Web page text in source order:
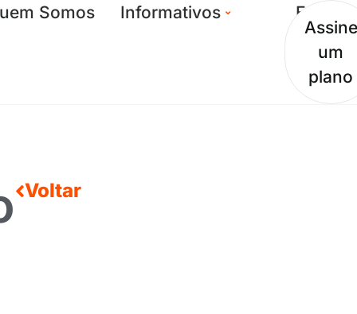
Somos Informativos Entrar
Assine
um
plano
Voltar